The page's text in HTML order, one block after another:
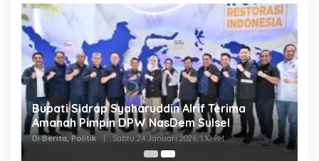
Bupati Sidrap Syaharuddin Alrif Terima
Amanah Pimpin DPW NasDem Sulsel
Di Berita, Politik | Sabtu 24 Januari 2026, 1:10 PM